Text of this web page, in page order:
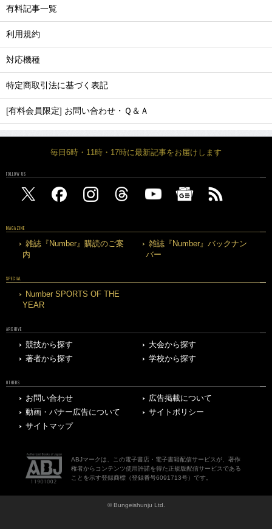
有料記事一覧
利用規約
対応機種
特定商取引法に基づく表記
[有料会員限定] お問い合わせ・Ｑ＆Ａ
毎日6時・11時・17時に最新記事をお届けします
FOLLOW US
MAGAZINE
雑誌『Number』購読のご案
内
雑誌『Number』バックナン
バー
SPECIAL
Number SPORTS OF THE
YEAR
ARCHIVE
競技から探す
大会から探す
著者から探す
学校から探す
OTHERS
お問い合わせ
広告掲載について
動画・バナー広告について
サイトポリシー
サイトマップ
ABJマークは、この電子書店・電子書籍配信サービスが、著作
権者からコンテンツ使用許諾を得た正規版配信サービスである
ことを示す登録商標（登録番号6091713号）です。
© Bungeishunju Ltd.